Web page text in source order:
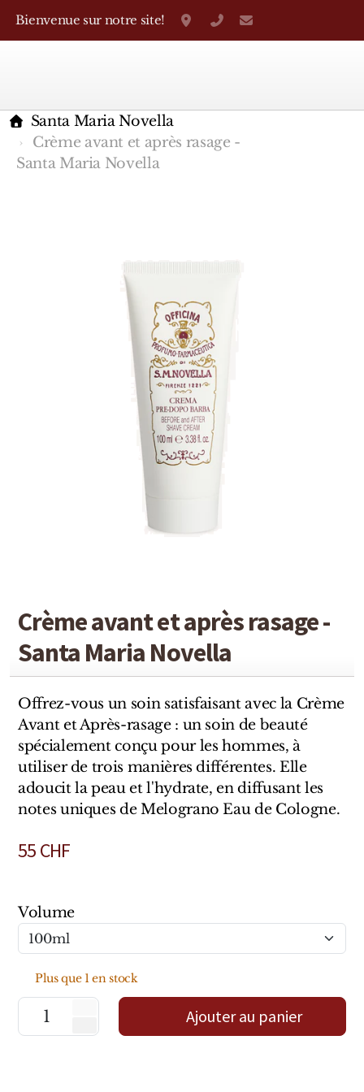
Bienvenue sur notre site! Grand-Rue 38, Genève
+41 22 310 38 75
Santa Maria Novella
Crème avant et après rasage -
Santa Maria Novella
Crème avant et après rasage -
Santa Maria Novella
Offrez-vous un soin satisfaisant avec la Crème
Avant et Après-rasage : un soin de beauté
spécialement conçu pour les hommes, à
utiliser de trois manières différentes. Elle
adoucit la peau et l'hydrate, en diffusant les
notes uniques de Melograno Eau de Cologne.
55CHF
Volume
Plus que 1 en stock
Ajouter au panier
Maitre Parfumeur et Gantier
The Different Company
Perris Monte-carlo
Robert Piguet
Sensatio
Trudon
Marques Italiennes
Eau D'Italie
Profumum Roma
Marques Suisses
Créateur Olfactif Genève
Pernoire